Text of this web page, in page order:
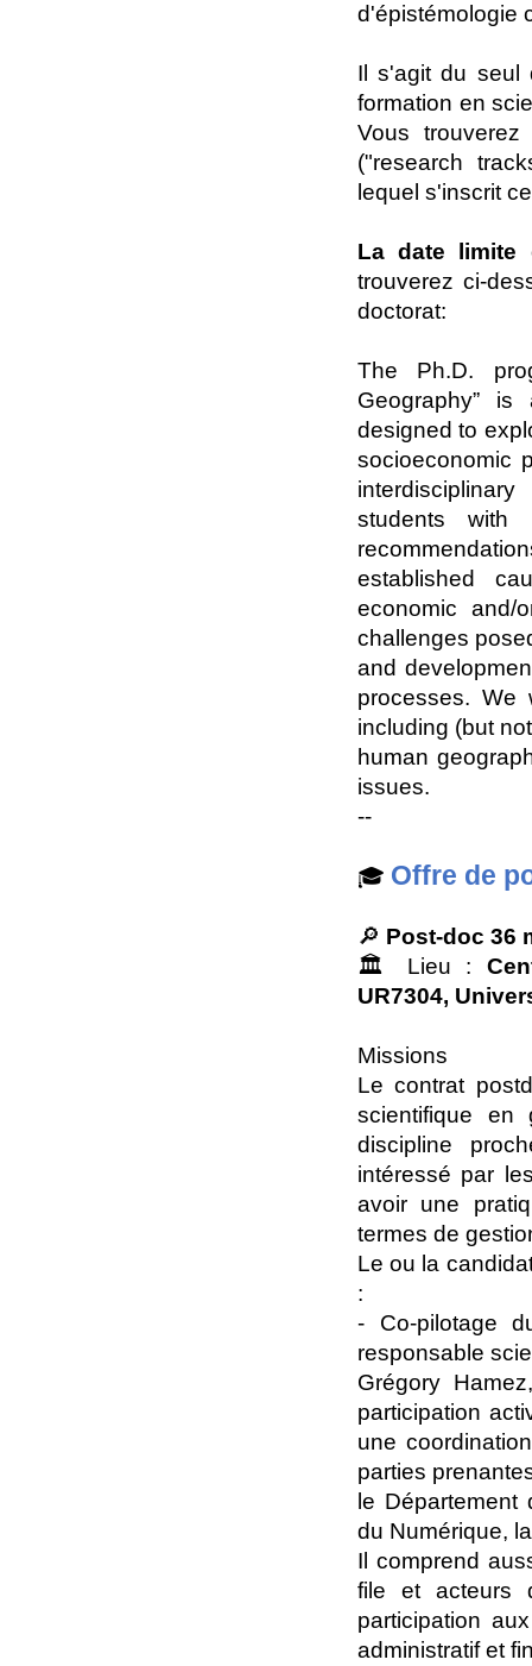
d'épistémologie
Il s'agit du seul
formation en
Vous
("research
lequel s'inscrit
La date limite
trouverez ci-
doctorat:
The Ph.D.
Geography” is
designed to
socioeconomic
students with
established
economic and/
challenges
and
processes. We
including (but
human
issues.
--
🎓 Offre de
🔎 Post-doc 36
🏛️ Lieu :
UR7304,
Missions
Le contrat
scientifique en
discipline
intéressé par
avoir une
termes de
Le ou la
:
- Co-pilotage
responsable
Grégory
participation
une
parties
le Département
du Numérique,
Il comprend
file et acteurs
participation
administratif et